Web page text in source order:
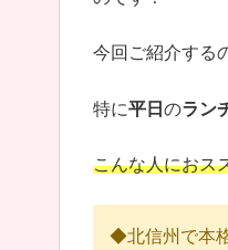
今回ご紹介する
特に平日 のラン
こんな人におス
◆北信州で本